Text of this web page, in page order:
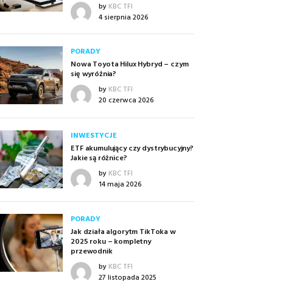
by KBC TFI
4 sierpnia 2026
PORADY
Nowa Toyota Hilux Hybryd – czym
się wyróżnia?
by KBC TFI
20 czerwca 2026
INWESTYCJE
ETF akumulujący czy dystrybucyjny?
Jakie są różnice?
by KBC TFI
14 maja 2026
PORADY
Jak działa algorytm TikToka w
2025 roku – kompletny
przewodnik
by KBC TFI
27 listopada 2025